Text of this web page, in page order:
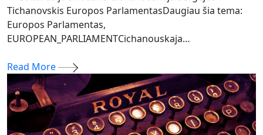
Tichanovskis Europos ParlamentasDaugiau šia tema:
Europos Parlamentas,
EUROPEAN_PARLIAMENTCichanouskaja…
Read More